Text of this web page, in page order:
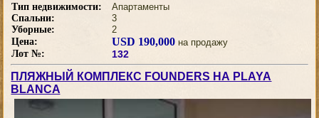
Тип недвижимости:
Апартаменты
Спальни:
3
Уборные:
2
Цена:
USD 190,000 на продажу
Лот №:
132
ПЛЯЖНЫЙ КОМПЛЕКС FOUNDERS НА PLAYA
BLANCA